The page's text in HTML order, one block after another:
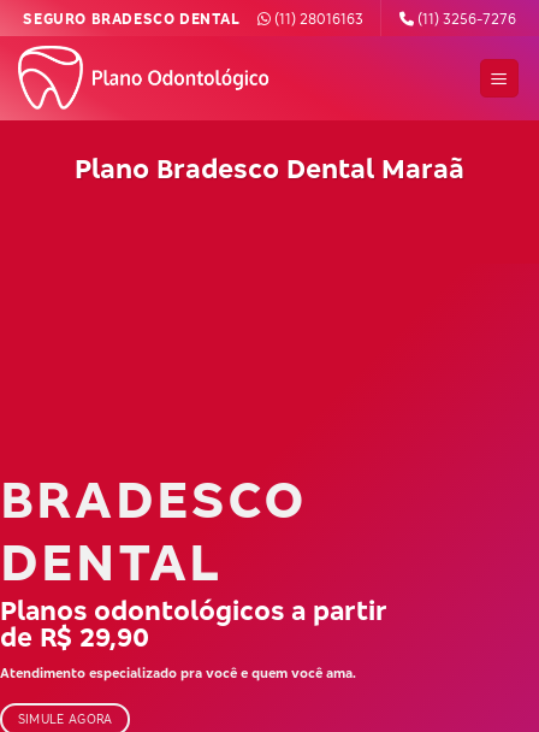
Skip
content
SEGURO BRADESCO DENTAL (11) 28016163 (11) 3256-7276
Plano Bradesco Dental Maraã
BRADESCO
DENTAL
Planos odontológicos a partir
de R$ 29,90
Atendimento especializado pra você e quem você ama.
SIMULE AGORA